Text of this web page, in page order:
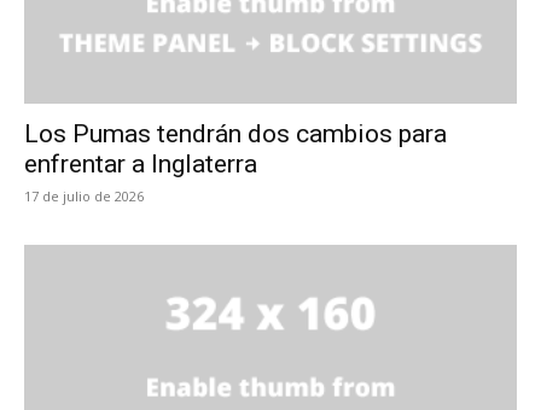
Los Pumas tendrán dos cambios para
enfrentar a Inglaterra
17 de julio de 2026